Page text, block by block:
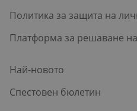
Политика за защита на
Платформа за решаване
Най-новото
Спестовен бюлетин